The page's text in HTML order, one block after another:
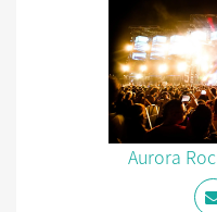
Aurora